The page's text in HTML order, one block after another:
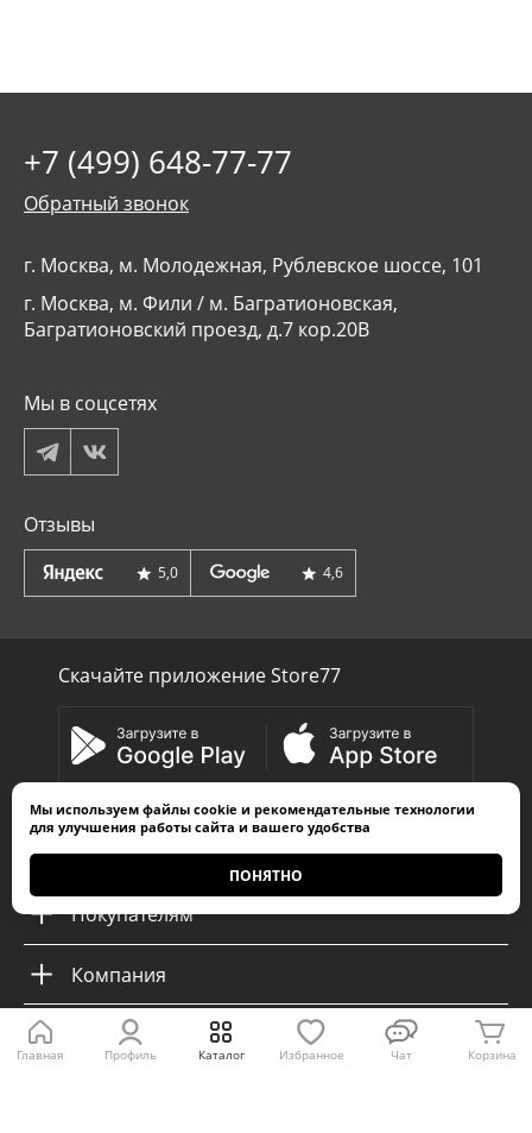
Главная Профиль Каталог Избранное Чат Корзина
+7 (499) 648-77-77
Обратный звонок
г. Москва, м. Молодежная, Рублевское шоссе, 101
г. Москва, м. Фили / м. Багратионовская,
Багратионовский проезд, д.7 кор.20В
Мы в соцсетях
Отзывы
5,0 4,6
Скачайте приложение Store77
Каталог
Покупателям
Компания
Мы используем файлы cookie и рекомендательные технологии
для улучшения работы сайта и вашего удобства
ПОНЯТНО